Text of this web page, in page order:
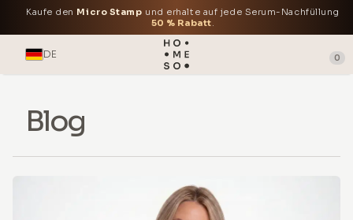
Kaufe den Micro Stamp und erhalte auf jede Serum-Nachfüllung
50 % Rabatt.
DE 0
Blog